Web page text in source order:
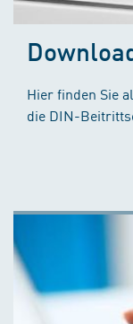
Hier finden Sie
die DIN-